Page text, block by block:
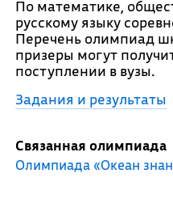
По математике,
русскому языку
Перечень олимпиад
призеры могут
поступлении в вузы.
Задания и результаты
Связанная олимпиада
Олимпиада «Океан